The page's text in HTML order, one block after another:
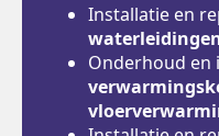
Installatie en
Onderhoud en